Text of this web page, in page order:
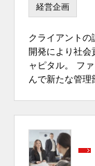
経営企画
クライアント
開発により社会
ャピタル。 フ
んで新たな管